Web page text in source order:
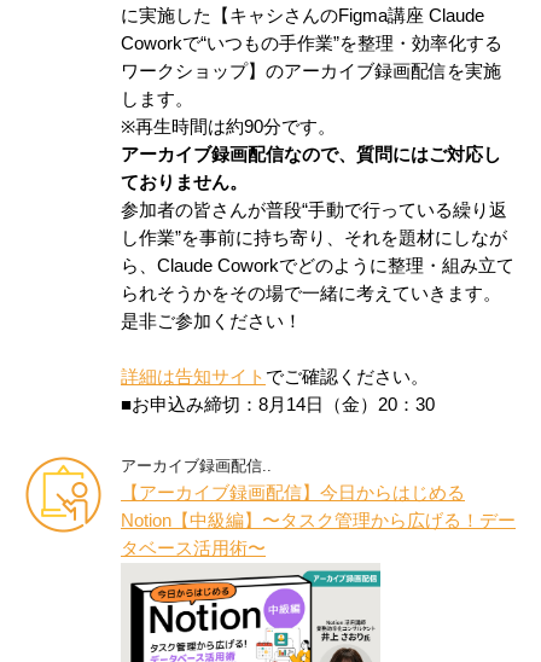
に実施した【キャシさんのFigma講座 Claude
Coworkで“いつもの手作業”を整理・効率化する
ワークショップ】のアーカイブ録画配信を実施
します。
※再生時間は約90分です。
アーカイブ録画配信なので、質問にはご対応し
ておりません。
参加者の皆さんが普段“手動で行っている繰り返
し作業”を事前に持ち寄り、それを題材にしなが
ら、Claude Coworkでどのように整理・組み立て
られそうかをその場で一緒に考えていきます。
是非ご参加ください！
詳細は告知サイト でご確認ください。
■お申込み締切：8月14日（金）20：30
アーカイブ録画配信..
【アーカイブ録画配信】今日からはじめる
Notion【中級編】〜タスク管理から広げる！デー
タベース活用術〜